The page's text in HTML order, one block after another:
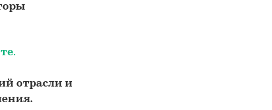
.
отрасли и